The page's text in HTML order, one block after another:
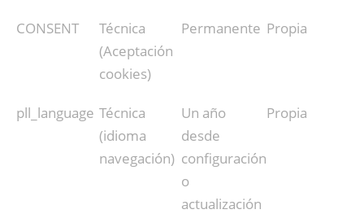
CONSENT
Técnica
(Aceptación
cookies)
Permanente Propia
pll_language Técnica
(idioma
navegación)
Un año
desde
configuración
o
actualización
Propia